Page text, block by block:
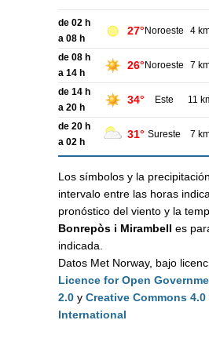
de 02 h
a 08 h
27° Noroeste 4
de 08 h
a 14 h
26° Noroeste 7
de 14 h
a 20 h
34° Este 11
de 20 h
a 02 h
31° Sureste 7
Los símbolos y la
intervalo entre las horas
pronóstico del viento y la
Bonrepòs i Mirambell es
indicada.
Datos Met Norway, bajo
Licence for Open
2.0 y Creative Commons 4.0
International